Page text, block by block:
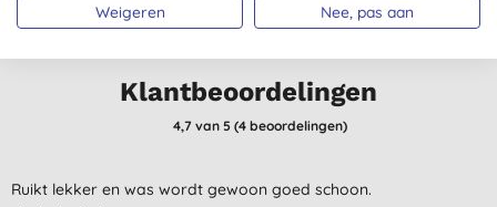
Klantbeoordelingen
4,7van 5 (4 beoordelingen)
Ruikt lekker en was wordt gewoon goed schoon.
Weigeren Nee, pas aan